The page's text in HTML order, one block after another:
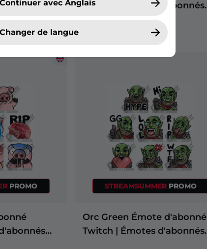
Continuer avec Anglais
Changer de langue
Émotes
Twitch | Émotes d'abonnés
PROMO STREAMSUMMER PROMO
Orc Green Émote d'abonné
Twitch | Émotes d'abonnés